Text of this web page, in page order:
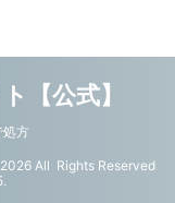
【公式】
方
All Rights Reserved
.